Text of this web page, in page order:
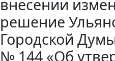
внесении
решение
Городской
№ 144 «Об